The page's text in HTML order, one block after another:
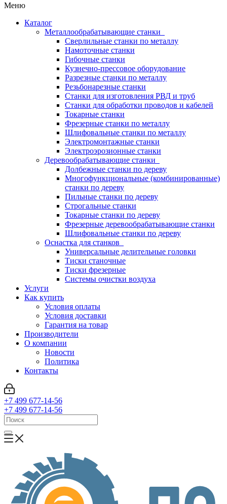
Меню
Каталог
Металлообрабатывающие станки
Сверлильные станки по металлу
Намоточные станки
Гибочные станки
Кузнечно-прессовое оборудование
Разрезные станки по металлу
Резьбонарезные станки
Станки для изготовления РВД и труб
Станки для обработки проводов и кабелей
Токарные станки
Фрезерные станки по металлу
Шлифовальные станки по металлу
Электромонтажные станки
Электроэрозионные станки
Деревообрабатывающие станки
Долбежные станки по дереву
Многофункциональные (комбинированные)
станки по дереву
Пильные станки по дереву
Строгальные станки
Токарные станки по дереву
Фрезерные деревообрабатывающие станки
Шлифовальные станки по дереву
Оснастка для станков
Универсальные делительные головки
Тиски станочные
Тиски фрезерные
Системы очистки воздуха
Услуги
Как купить
Условия оплаты
Условия доставки
Гарантия на товар
Производители
О компании
Новости
Политика
Контакты
+7 499 677-14-56
+7 499 677-14-56